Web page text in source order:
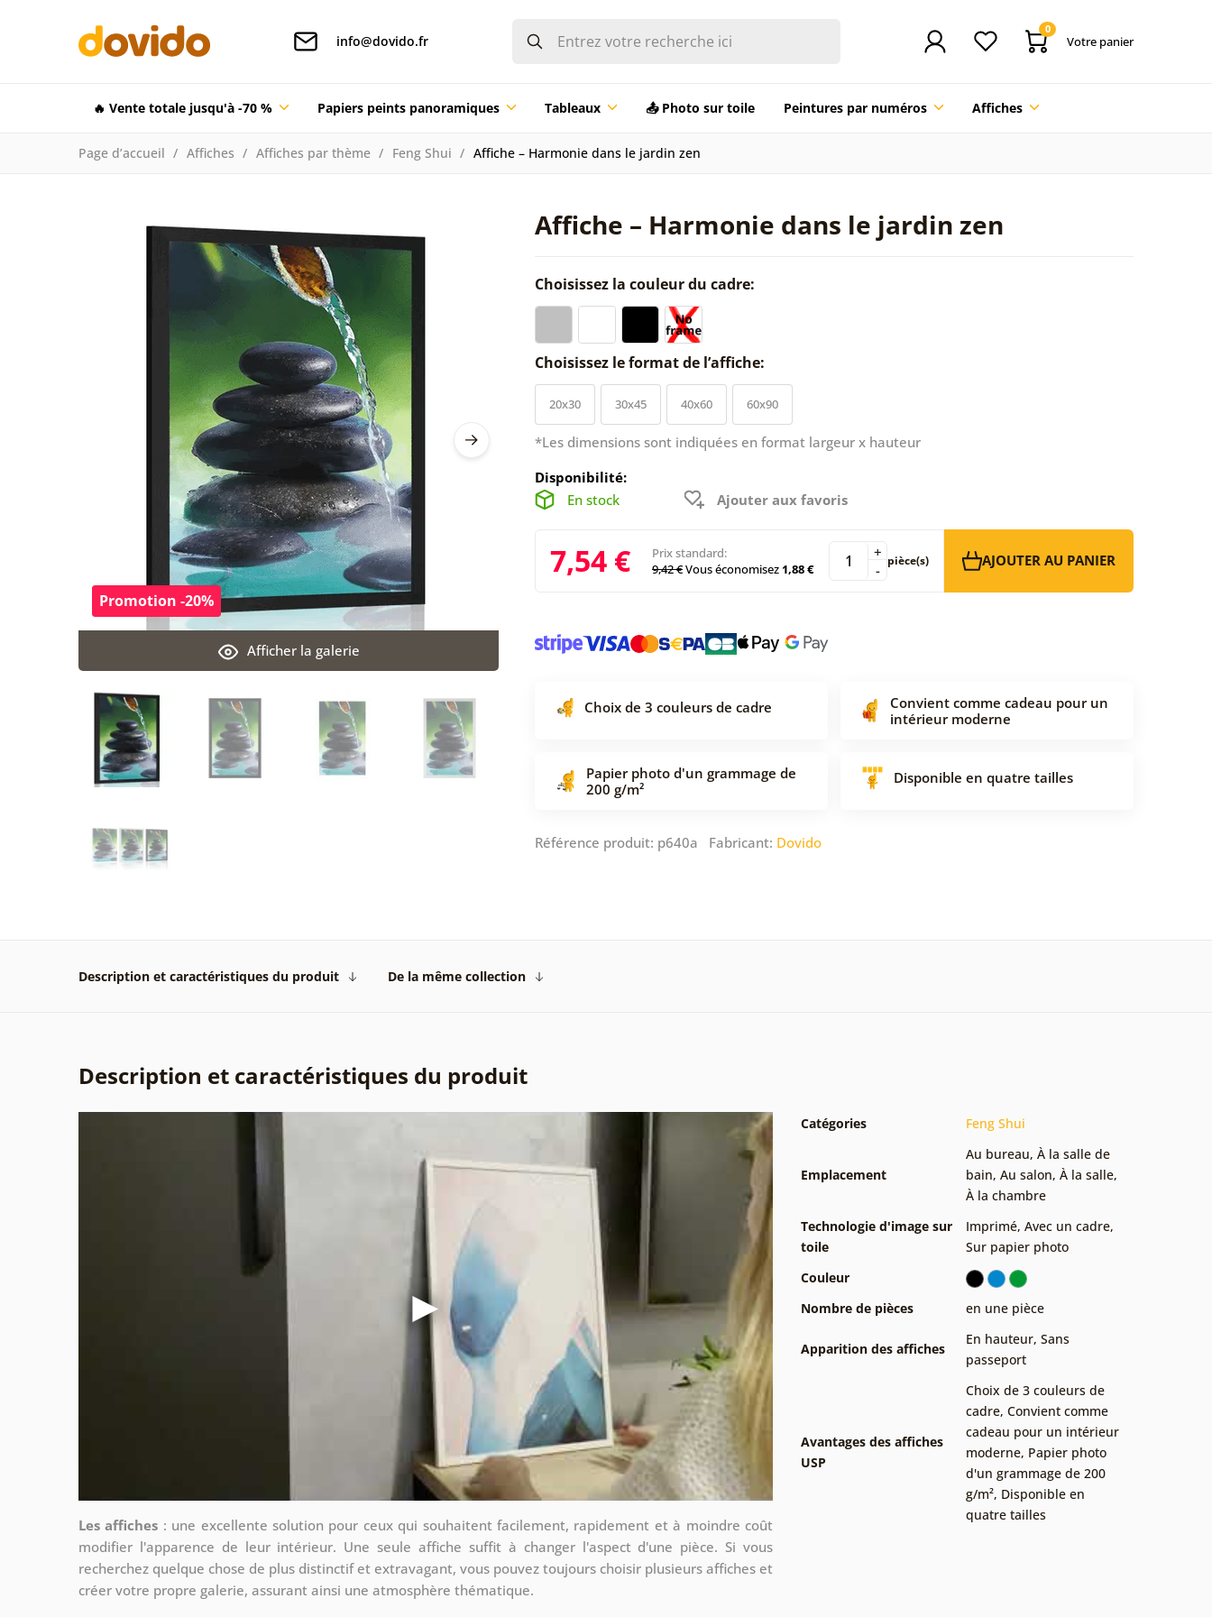
info@dovido.fr
0
Votre panier
🔥 Vente totale jusqu'à -70 % Papiers peints panoramiques Tableaux 📤 Photo sur toile Peintures par numéros Affiches
Page d’accueil Affiches Affiches par thème Feng Shui Affiche – Harmonie dans le jardin zen
Affiche – Harmonie dans le jardin zen
Afficher la galerie
Promotion -20%
Choisissez la couleur du cadre:
Choisissez le format de l’affiche:
20x30 30x45 40x60 60x90
*Les dimensions sont indiquées en format largeur x hauteur
Disponibilité:
En stock
Ajouter aux favoris
7,54 €
Prix standard:
9,42 €Vous économisez 1,88 € -
+ pièce(s) AJOUTER AU PANIER
Choix de 3 couleurs de cadre
Convient comme cadeau pour un
intérieur moderne
Papier photo d'un grammage de
200 g/m²
Disponible en quatre tailles
Référence produit: p640a Fabricant: Dovido
Description et caractéristiques du produit De la même collection
Description et caractéristiques du produit
Les affiches : une excellente solution pour ceux qui souhaitent facilement, rapidement et à moindre coût
modifier l'apparence de leur intérieur. Une seule affiche suffit à changer l'aspect d'une pièce. Si vous
recherchez quelque chose de plus distinctif et extravagant, vous pouvez toujours choisir plusieurs affiches et
créer votre propre galerie, assurant ainsi une atmosphère thématique.
Catégories Feng Shui
Emplacement
Au bureau, À la salle de
bain, Au salon, À la salle,
À la chambre
Technologie d'image sur
toile
Imprimé, Avec un cadre,
Sur papier photo
Couleur
Nombre de pièces
en une pièce
Apparition des affiches
En hauteur, Sans
passeport
Avantages des affiches
USP
Choix de 3 couleurs de
cadre, Convient comme
cadeau pour un intérieur
moderne, Papier photo
d'un grammage de 200
g/m², Disponible en
quatre tailles